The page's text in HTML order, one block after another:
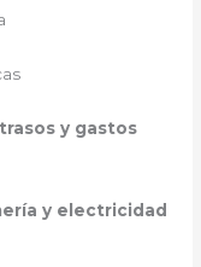
y gastos
y electricidad